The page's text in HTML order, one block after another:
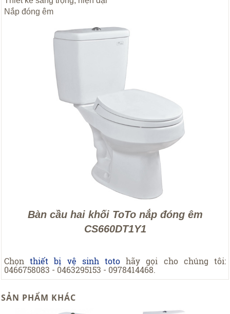
Nắp đóng êm
Bàn cầu hai khối ToTo nắp đóng êm
CS660DT1Y1
Chọnthiết bị vệ sinh toto hãy gọi cho chúng tôi:
0466758083 - 0463295153 - 0978414468.
SẢN PHẨM KHÁC